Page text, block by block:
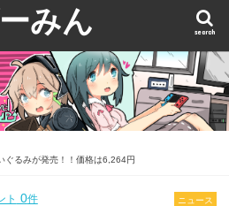
みん search
ぐるみが発売！！価格は6,264円
ニュース
ト 0件